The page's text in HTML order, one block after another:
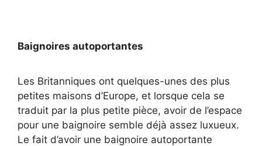
Baignoires autoportantes
Les Britanniques ont quelques-unes des plus
petites maisons d’Europe, et lorsque cela se
traduit par la plus petite pièce, avoir de l’espace
pour une baignoire semble déjà assez luxueux.
Le fait d’avoir une baignoire autoportante